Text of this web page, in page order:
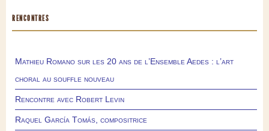
RENCONTRES
Mathieu Romano sur les 20 ans de l’Ensemble Aedes : l’art
choral au souffle nouveau
Rencontre avec Robert Levin
Raquel García Tomás, compositrice